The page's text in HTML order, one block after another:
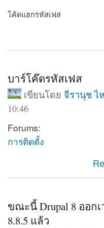
โค้ดแฮกรหัสเฟส
บาร์โค๊ดรหัสเฟส
เขียนโดย จีรานุช ไ
10:46
Forums:
การติดตั้ง
ขณะนี้ Drupal 8 ออก
8.8.5 แล้ว